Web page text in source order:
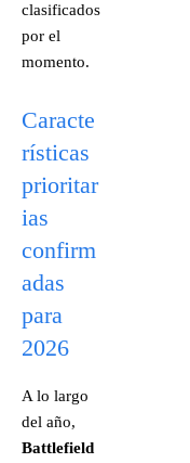
clasificados
por el
momento.
Caracte
rísticas
prioritar
ias
confirm
adas
para
2026
A lo largo
del año,
Battlefield